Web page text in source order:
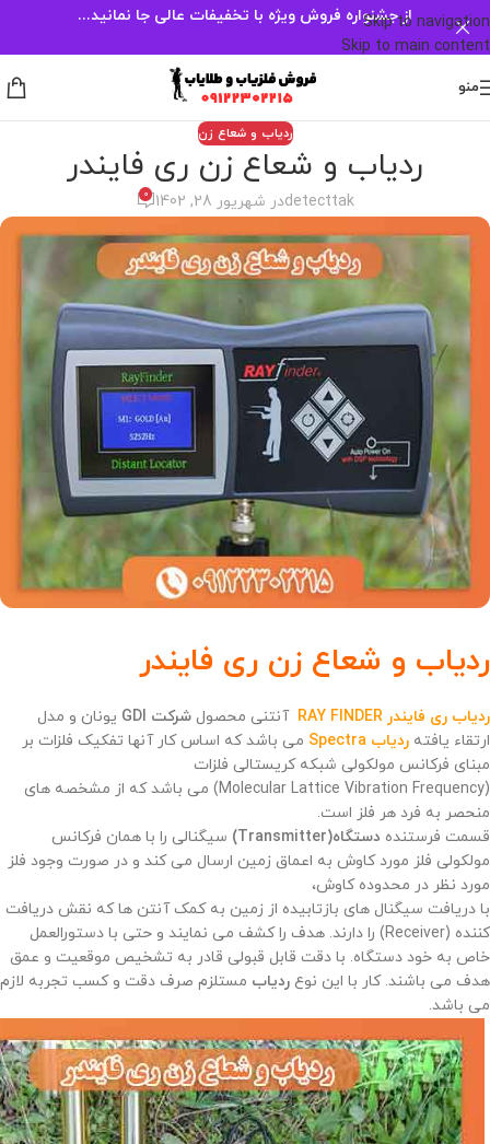
Skip to navigation
Skip to main content
از جشنواره فروش ویژه با تخفیفات عالی جا نمانید...
منو
ردیاب و شعاع زن
ردیاب و شعاع زن ری فایندر
detecttakدر شهریور 28, 1402 0
ردیاب و شعاع زن ری فایندر
ردیاب ری فایندر RAY FINDER آنتنی محصول شرکت GDI
یونان و مدل
ارتقاء یافته ردیاب Spectra
می باشد که اساس کار آنها تفکیک فلزات بر
مبنای فرکانس مولکولی شبکه کریستالی فلزات
(Molecular Lattice Vibration Frequency) می باشد که از مشخصه های
منحصر به فرد هر فلز است.
قسمت فرستنده دستگاه(Transmitter)
سیگنالی را با همان فرکانس
مولکولی فلز مورد کاوش به اعماق زمین ارسال می کند و در صورت وجود فلز
مورد نظر در محدوده کاوش،
با دریافت سیگنال های بازتابیده از زمین به کمک آنتن ها که نقش دریافت
کننده (Receiver) را دارند. هدف را کشف می نمایند و حتی با دستورالعمل
خاص به خود دستگاه. با دقت قابل قبولی قادر به تشخیص موقعیت و عمق
هدف می باشند. کار با این نوع ردیاب مستلزم صرف دقت و کسب تجربه لازم
می باشد.